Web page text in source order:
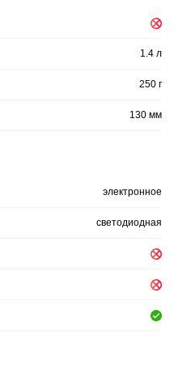
1.4 л
250 г
130 мм
электронное
светодиодная